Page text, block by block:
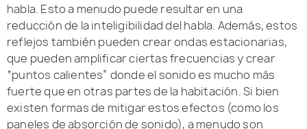
habla. Esto a menudo puede resultar en una
reducción de la inteligibilidad del habla. Además, estos
reflejos también pueden crear ondas estacionarias,
que pueden amplificar ciertas frecuencias y crear
“puntos calientes” donde el sonido es mucho más
fuerte que en otras partes de la habitación. Si bien
existen formas de mitigar estos efectos (como los
paneles de absorción de sonido), a menudo son